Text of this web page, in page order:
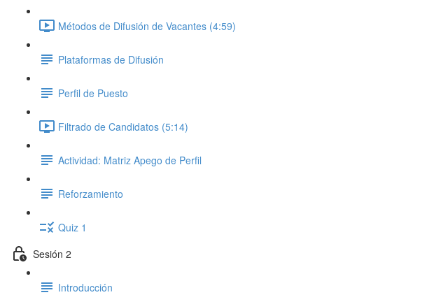
Métodos de Difusión de Vacantes (4:59)
Plataformas de Difusión
Perfil de Puesto
Filtrado de Candidatos (5:14)
Actividad: Matriz Apego de Perfil
Reforzamiento
Quiz 1
Sesión 2
Introducción